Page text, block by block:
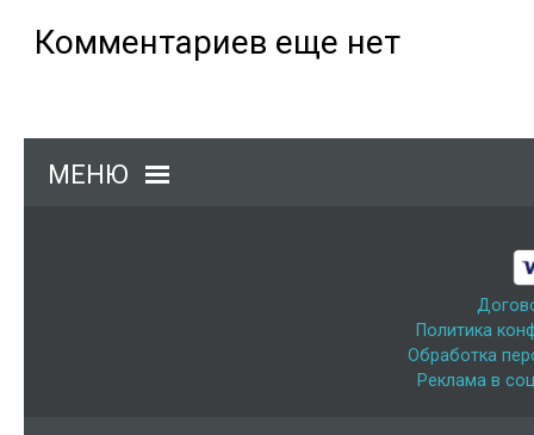
Комментариев еще нет
МЕНЮ
Политика
Обработка
Реклама в